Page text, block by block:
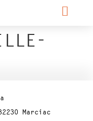
Marciac